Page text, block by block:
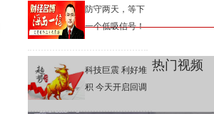
防守两天，等下
一个低吸信号！
科技巨震 利好堆
积 今天开启回调
热门视频